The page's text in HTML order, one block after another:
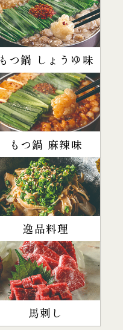
もつ鍋 しょうゆ味
もつ鍋 麻辣味
逸品料理
馬刺し